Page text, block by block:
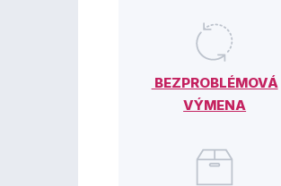
BEZPROBLÉMOVÁ
VÝMENA